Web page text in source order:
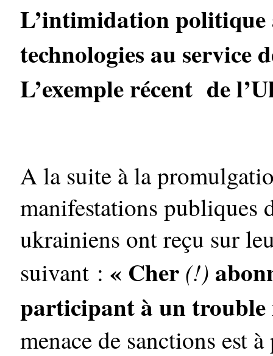
L’intimidation politique
technologies au service
L’exemple récent de
A la suite à la
manifestations publiques
ukrainiens ont reçu sur
suivant : « Cher (!)
participant à un
menace de sanctions est